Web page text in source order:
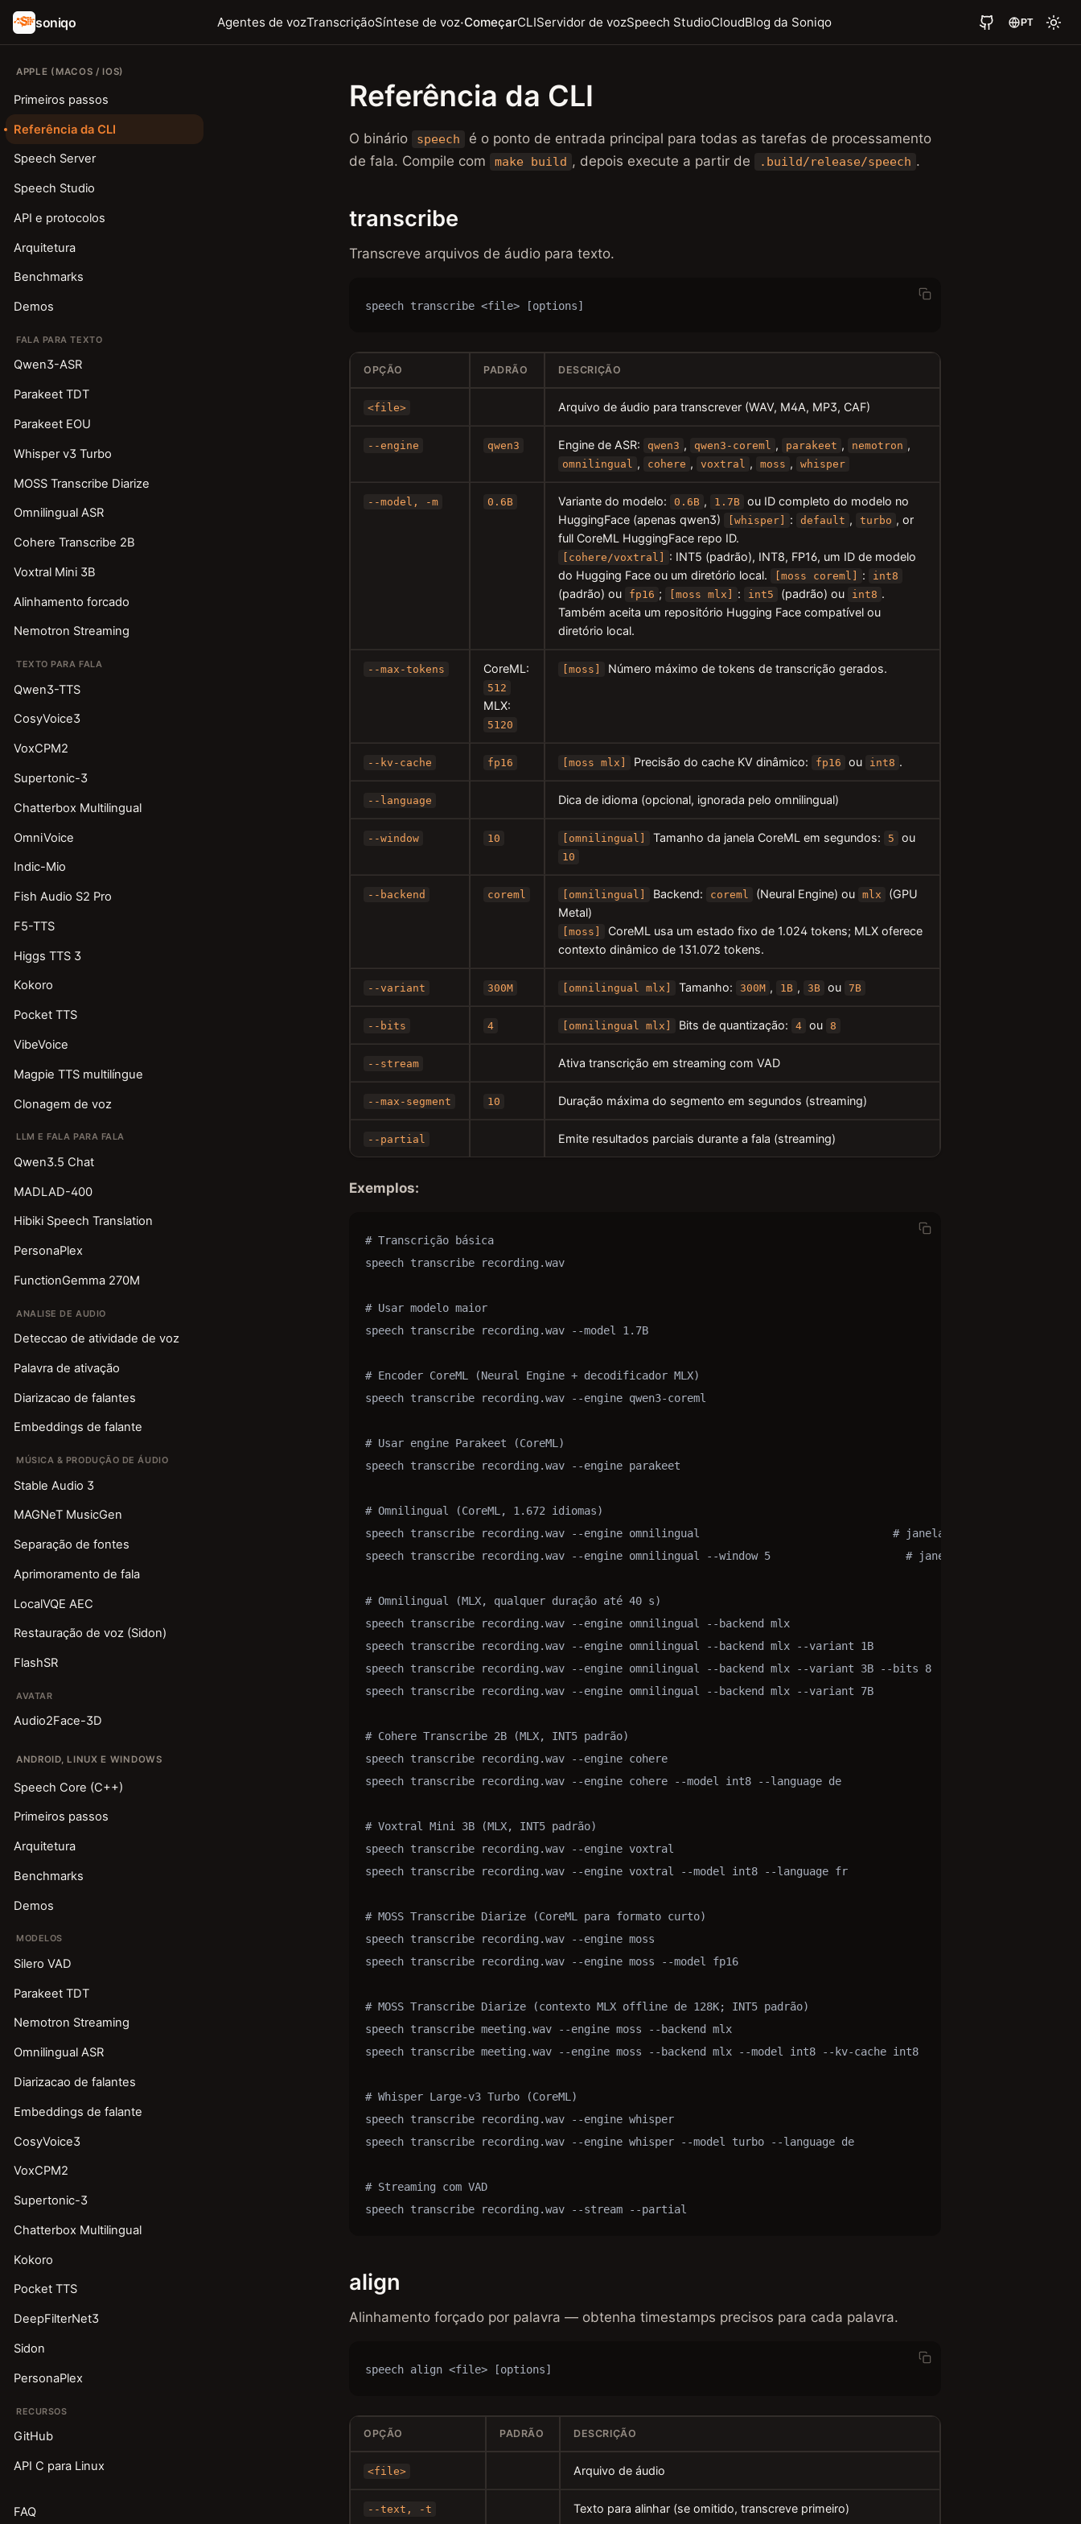
soniqo Agentes de vozTranscriçãoSíntese de voz·ComeçarCLIServidor de vozSpeech StudioCloudBlog da Soniqo PT
APPLE (MACOS / IOS)
Primeiros passos
Referência da CLI
Speech Server
Speech Studio
API e protocolos
Arquitetura
Benchmarks
Demos
FALA PARA TEXTO
Qwen3-ASR
Parakeet TDT
Parakeet EOU
Whisper v3 Turbo
MOSS Transcribe Diarize
Omnilingual ASR
Cohere Transcribe 2B
Voxtral Mini 3B
Alinhamento forcado
Nemotron Streaming
TEXTO PARA FALA
Qwen3-TTS
CosyVoice3
VoxCPM2
Supertonic-3
Chatterbox Multilingual
OmniVoice
Indic-Mio
Fish Audio S2 Pro
F5-TTS
Higgs TTS 3
Kokoro
Pocket TTS
VibeVoice
Magpie TTS multilíngue
Clonagem de voz
LLM E FALA PARA FALA
Qwen3.5 Chat
MADLAD-400
Hibiki Speech Translation
PersonaPlex
FunctionGemma 270M
ANALISE DE AUDIO
Deteccao de atividade de voz
Palavra de ativação
Diarizacao de falantes
Embeddings de falante
MÚSICA & PRODUÇÃO DE ÁUDIO
Stable Audio 3
MAGNeT MusicGen
Separação de fontes
Aprimoramento de fala
LocalVQE AEC
Restauração de voz (Sidon)
FlashSR
AVATAR
Audio2Face-3D
ANDROID, LINUX E WINDOWS
Speech Core (C++)
Primeiros passos
Arquitetura
Benchmarks
Demos
MODELOS
Silero VAD
Parakeet TDT
Nemotron Streaming
Omnilingual ASR
Diarizacao de falantes
Embeddings de falante
CosyVoice3
VoxCPM2
Supertonic-3
Chatterbox Multilingual
Kokoro
Pocket TTS
DeepFilterNet3
Sidon
PersonaPlex
RECURSOS
GitHub
API C para Linux
FAQ
Referência da CLI
O binário speech
é o ponto de entrada principal para todas as tarefas de processamento
de fala. Compile com
make build , depois execute a partir de .build/release/speech .
transcribe
Transcreve arquivos de áudio para texto.
speech transcribe <file> [options]
OPÇÃO PADRÃO DESCRIÇÃO
<file> Arquivo de áudio para transcrever (WAV, M4A, MP3, CAF)
--engine qwen3 Engine de ASR: qwen3 , qwen3-coreml , parakeet , nemotron ,
omnilingual , cohere , voxtral , moss , whisper
--model, -m 0.6B Variante do modelo: 0.6B , 1.7B ou ID completo do modelo no
HuggingFace (apenas qwen3)
[whisper] : default , turbo , or
full CoreML HuggingFace repo ID.
[cohere/voxtral]
: INT5 (padrão), INT8, FP16, um ID de modelo
do Hugging Face ou um diretório local.
[moss coreml] : int8
(padrão) ou fp16 ; [moss mlx] : int5 (padrão) ou int8 .
Também aceita um repositório Hugging Face compatível ou
diretório local.
--max-tokens CoreML:
512
MLX:
5120
[moss] Número máximo de tokens de transcrição gerados.
--kv-cache fp16 [moss mlx] Precisão do cache KV dinâmico: fp16 ou int8 .
--language Dica de idioma (opcional, ignorada pelo omnilingual)
--window 10 [omnilingual] Tamanho da janela CoreML em segundos: 5 ou
10
--backend coreml [omnilingual] Backend: coreml (Neural Engine) ou mlx
(GPU
Metal)
[moss]
CoreML usa um estado fixo de 1.024 tokens; MLX oferece
contexto dinâmico de 131.072 tokens.
--variant 300M [omnilingual mlx] Tamanho: 300M , 1B , 3B ou 7B
--bits 4 [omnilingual mlx] Bits de quantização: 4 ou 8
--stream Ativa transcrição em streaming com VAD
--max-segment 10 Duração máxima do segmento em segundos (streaming)
--partial Emite resultados parciais durante a fala (streaming)
Exemplos:
# Transcrição básica
speech transcribe recording.wav
# Usar modelo maior
speech transcribe recording.wav --model 1.7B
# Encoder CoreML (Neural Engine + decodificador MLX)
speech transcribe recording.wav --engine qwen3-coreml
# Usar engine Parakeet (CoreML)
speech transcribe recording.wav --engine parakeet
# Omnilingual (CoreML, 1.672 idiomas)
speech transcribe recording.wav --engine omnilingual                              # janela de 10 s
speech transcribe recording.wav --engine omnilingual --window 5                     # janela de 5 s
# Omnilingual (MLX, qualquer duração até 40 s)
speech transcribe recording.wav --engine omnilingual --backend mlx                              # 300M @ 4-bit
speech transcribe recording.wav --engine omnilingual --backend mlx --variant 1B                  # 1B @ 4-bit
speech transcribe recording.wav --engine omnilingual --backend mlx --variant 3B --bits 8         # 3B @ 8-bit
speech transcribe recording.wav --engine omnilingual --backend mlx --variant 7B                  # 7B @ 4-bit
# Cohere Transcribe 2B (MLX, INT5 padrão)
speech transcribe recording.wav --engine cohere
speech transcribe recording.wav --engine cohere --model int8 --language de
# Voxtral Mini 3B (MLX, INT5 padrão)
speech transcribe recording.wav --engine voxtral
speech transcribe recording.wav --engine voxtral --model int8 --language fr
# MOSS Transcribe Diarize (CoreML para formato curto)
speech transcribe recording.wav --engine moss
speech transcribe recording.wav --engine moss --model fp16
# MOSS Transcribe Diarize (contexto MLX offline de 128K; INT5 padrão)
speech transcribe meeting.wav --engine moss --backend mlx
speech transcribe meeting.wav --engine moss --backend mlx --model int8 --kv-cache int8
# Whisper Large-v3 Turbo (CoreML)
speech transcribe recording.wav --engine whisper
speech transcribe recording.wav --engine whisper --model turbo --language de
# Streaming com VAD
speech transcribe recording.wav --stream --partial
align
Alinhamento forçado por palavra — obtenha timestamps precisos para cada palavra.
speech align <file> [options]
OPÇÃO PADRÃO DESCRIÇÃO
<file> Arquivo de áudio
--text, -t Texto para alinhar (se omitido, transcreve primeiro)